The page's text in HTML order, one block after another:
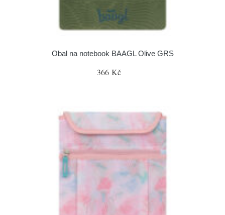
Obal na notebook BAAGL Olive GRS
366 Kč